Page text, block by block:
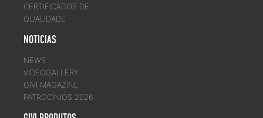
CERTIFICADOS DE
QUALIDADE
NOTICIAS
NEWS
VIDEOGALLERY
GIVI MAGAZINE
PATROCÍNIOS 2026